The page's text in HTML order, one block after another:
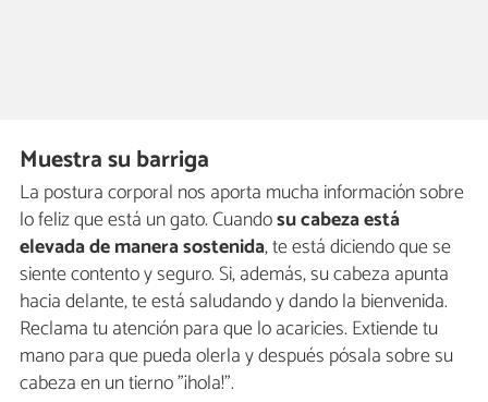
Muestra su barriga
La postura corporal nos aporta mucha información sobre
lo feliz que está un gato. Cuandosu cabeza está
elevada de manera sostenida, te está diciendo que se
siente contento y seguro. Si, además, su cabeza apunta
hacia delante, te está saludando y dando la bienvenida.
Reclama tu atención para que lo acaricies. Extiende tu
mano para que pueda olerla y después pósala sobre su
cabeza en un tierno "¡hola!".